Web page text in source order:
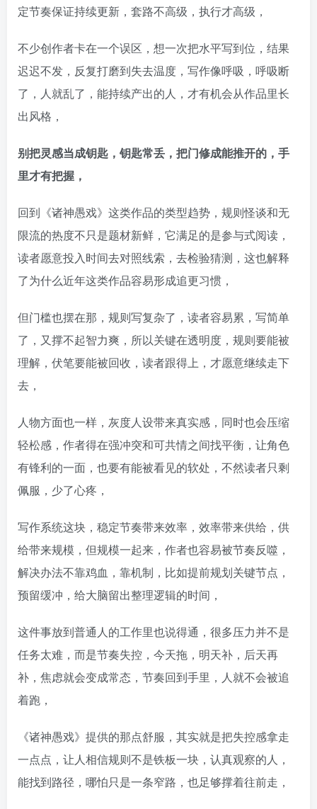
定节奏保证持续更新，套路不高级，执行才高级，
不少创作者卡在一个误区，想一次把水平写到位，结果
迟迟不发，反复打磨到失去温度，写作像呼吸，呼吸断
了，人就乱了，能持续产出的人，才有机会从作品里长
出风格，
别把灵感当成钥匙，钥匙常丢，把门修成能推开的，手
里才有把握，
回到《诸神愚戏》这类作品的类型趋势，规则怪谈和无
限流的热度不只是题材新鲜，它满足的是参与式阅读，
读者愿意投入时间去对照线索，去检验猜测，这也解释
了为什么近年这类作品容易形成追更习惯，
但门槛也摆在那，规则写复杂了，读者容易累，写简单
了，又撑不起智力爽，所以关键在透明度，规则要能被
理解，伏笔要能被回收，读者跟得上，才愿意继续走下
去，
人物方面也一样，灰度人设带来真实感，同时也会压缩
轻松感，作者得在强冲突和可共情之间找平衡，让角色
有锋利的一面，也要有能被看见的软处，不然读者只剩
佩服，少了心疼，
写作系统这块，稳定节奏带来效率，效率带来供给，供
给带来规模，但规模一起来，作者也容易被节奏反噬，
解决办法不靠鸡血，靠机制，比如提前规划关键节点，
预留缓冲，给大脑留出整理逻辑的时间，
这件事放到普通人的工作里也说得通，很多压力并不是
任务太难，而是节奏失控，今天拖，明天补，后天再
补，焦虑就会变成常态，节奏回到手里，人就不会被追
着跑，
《诸神愚戏》提供的那点舒服，其实就是把失控感拿走
一点点，让人相信规则不是铁板一块，认真观察的人，
能找到路径，哪怕只是一条窄路，也足够撑着往前走，